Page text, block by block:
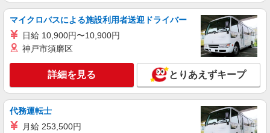
マイクロバスによる施設利用者送迎ドライバー
日給 10,900円〜10,900円
神戸市須磨区
詳細を見る とりあえずキープ
代務運転士
月給 253,500円